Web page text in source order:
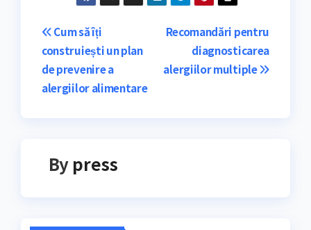
Navigare
în
articole
Recomandări pentru
diagnosticarea
alergiilor multiple
Cum să îți
construiești un plan
de prevenire a
alergiilor alimentare
By press